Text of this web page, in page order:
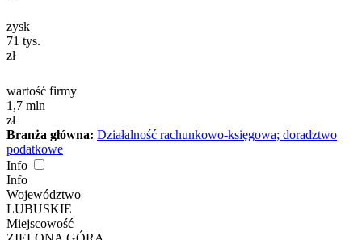
zysk
71 tys.
zł
wartość firmy
1,7 mln
zł
Branża główna: Działalność rachunkowo-księgowa; doradztwo
podatkowe
Info
Info
Województwo
LUBUSKIE
Miejscowość